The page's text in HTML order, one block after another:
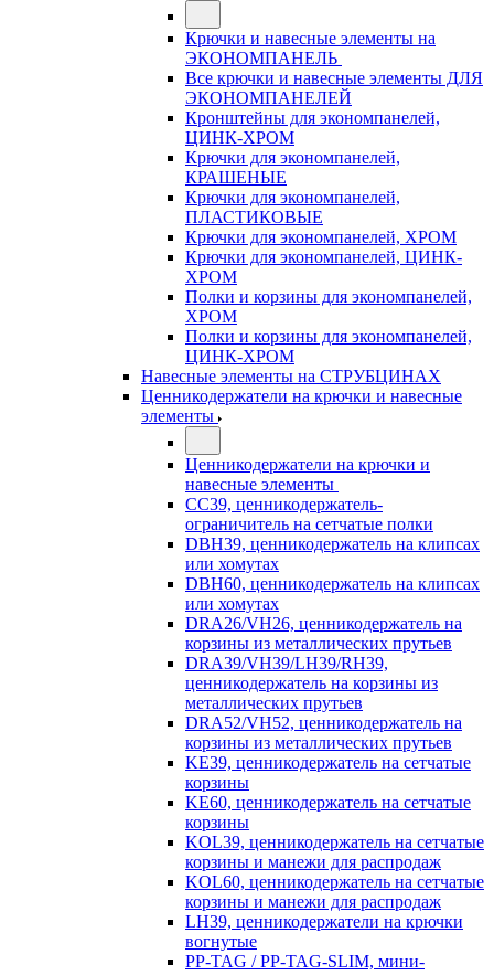
Крючки и навесные элементы на
ЭКОНОМПАНЕЛЬ
Все крючки и навесные элементы ДЛЯ
ЭКОНОМПАНЕЛЕЙ
Кронштейны для экономпанелей,
ЦИНК-ХРОМ
Крючки для экономпанелей,
КРАШЕНЫЕ
Крючки для экономпанелей,
ПЛАСТИКОВЫЕ
Крючки для экономпанелей, ХРОМ
Крючки для экономпанелей, ЦИНК-
ХРОМ
Полки и корзины для экономпанелей,
ХРОМ
Полки и корзины для экономпанелей,
ЦИНК-ХРОМ
Навесные элементы на СТРУБЦИНАХ
Ценникодержатели на крючки и навесные
элементы
Ценникодержатели на крючки и
навесные элементы
CC39, ценникодержатель-
ограничитель на сетчатые полки
DBH39, ценникодержатель на клипсах
или хомутах
DBH60, ценникодержатель на клипсах
или хомутах
DRA26/VH26, ценникодержатель на
корзины из металлических прутьев
DRA39/VH39/LH39/RH39,
ценникодержатель на корзины из
металлических прутьев
DRA52/VH52, ценникодержатель на
корзины из металлических прутьев
KE39, ценникодержатель на сетчатые
корзины
KE60, ценникодержатель на сетчатые
корзины
KOL39, ценникодержатель на сетчатые
корзины и манежи для распродаж
KOL60, ценникодержатель на сетчатые
корзины и манежи для распродаж
LH39, ценникодержатели на крючки
вогнутые
PP-TAG / PP-TAG-SLIM, мини-